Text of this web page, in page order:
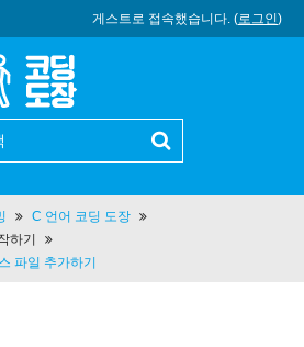
게스트로 접속했습니다. (로그인)
C 언어 코딩 도장
하기
파일 추가하기